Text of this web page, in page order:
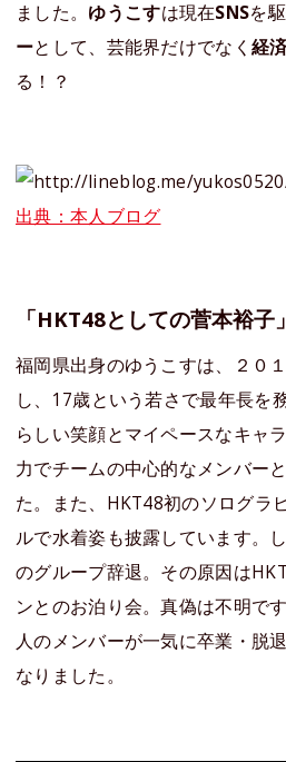
ました。 ゆうこすは現在SNSを
ーとして、芸能界だけでなく経済
る！？
出典：本人ブログ
「HKT48としての菅本裕子」
福岡県出身のゆうこすは、２０
し、17歳という若さで最年長を
らしい笑顔とマイペースなキャ
力でチームの中心的なメンバー
た。また、HKT48初のソログラ
ルで水着姿も披露しています。
のグループ辞退。その原因は
ンとのお泊り会。真偽は不明で
人のメンバーが一気に卒業・脱
なりました。